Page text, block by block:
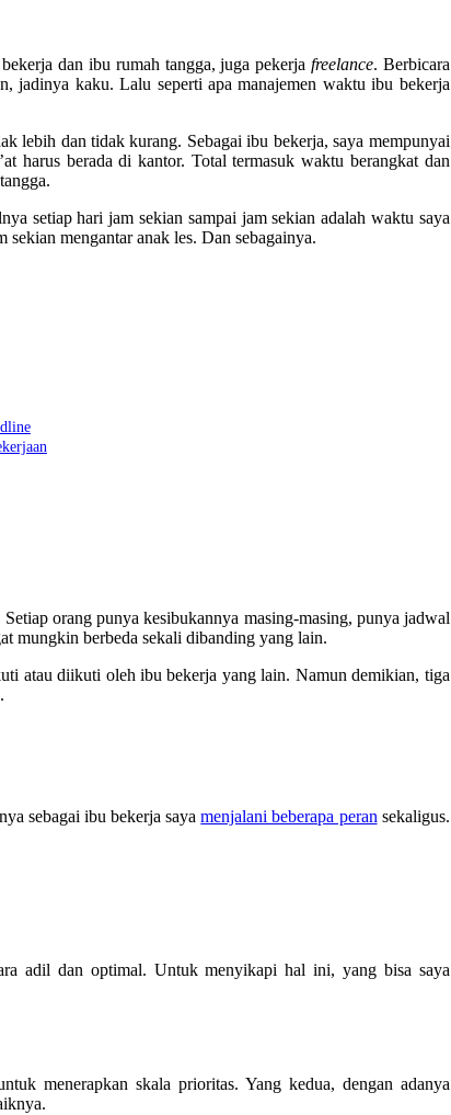
dan ibu rumah tangga, juga pekerja freelance. Berbicara
jadinya kaku. Lalu seperti apa manajemen waktu ibu bekerja
lebih dan tidak kurang. Sebagai ibu bekerja, saya mempunyai
harus berada di kantor. Total termasuk waktu berangkat dan
setiap hari jam sekian sampai jam sekian adalah waktu saya
mengantar anak les. Dan sebagainya.
orang punya kesibukannya masing-masing, punya jadwal
mungkin berbeda sekali dibanding yang lain.
atau diikuti oleh ibu bekerja yang lain. Namun demikian, tiga
sebagai ibu bekerja sayamenjalani beberapa peransekaligus.
adil dan optimal. Untuk menyikapi hal ini, yang bisa saya
menerapkan skala prioritas. Yang kedua, dengan adanya